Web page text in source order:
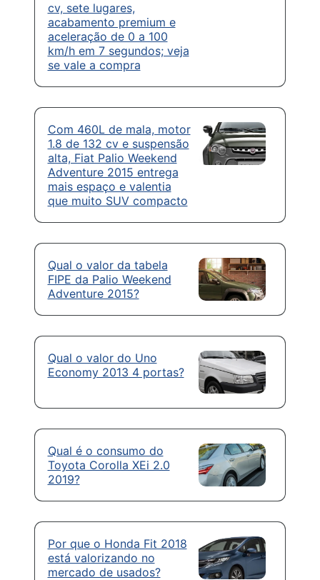
cv, sete lugares,
acabamento premium e
aceleração de 0 a 100
km/h em 7 segundos; veja
se vale a compra
Com 460L de mala, motor
1.8 de 132 cv e suspensão
alta, Fiat Palio Weekend
Adventure 2015 entrega
mais espaço e valentia
que muito SUV compacto
Qual o valor da tabela
FIPE da Palio Weekend
Adventure 2015?
Qual o valor do Uno
Economy 2013 4 portas?
Qual é o consumo do
Toyota Corolla XEi 2.0
2019?
Por que o Honda Fit 2018
está valorizando no
mercado de usados?